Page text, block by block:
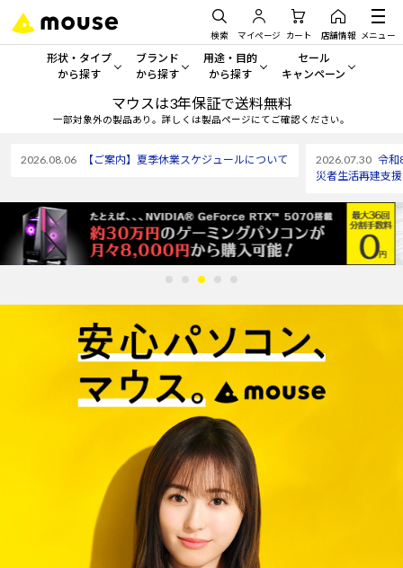
検索 マイページ カート 店舗情報 メニュー
形状・タイプ
から探す
形状・タイプから探す をすべてみる
タブレット
ワークステーション
Windows 11|Copilot+ PC
ブランド
から探す
mouse
DAIV
iiyama
Windows 11
用途・目的
から探す
一般向けパソコン
ビジネス向けパソコン
スペック/パーツ別
Windows 11
セール
キャンペーン
セール・キャンペー
人気モデルが期間限定・お
アウトレットパソコン
すべて新品の旧モデル製品
Windows 11
マウスは3年保証で送料無料
一部対象外の製品あり。詳しくは製品ページにてご確認ください。
2026.08.06 【ご案内】夏季休業スケジュールについて 2026.07.30 令和
災者生活再建支